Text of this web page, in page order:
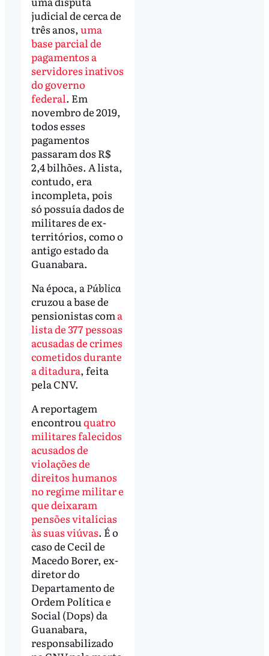
judicial de cerca de
três anos, uma
base parcial de
pagamentos a
servidores inativos
do governo
federal. Em
novembro de 2019,
todos esses
pagamentos
passaram dos R$
2,4 bilhões. A lista,
contudo, era
incompleta, pois
só possuía dados de
militares de ex-
territórios, como o
antigo estado da
Guanabara.
Na época, aPública
cruzou a base de
pensionistas coma
lista de 377 pessoas
acusadas de crimes
cometidos durante
a ditadura, feita
pela CNV.
A reportagem
encontrouquatro
militares falecidos
acusados de
violações de
direitos humanos
no regime militar e
que deixaram
pensões vitalícias
às suas viúvas. É o
caso de Cecil de
Macedo Borer, ex-
diretor do
Departamento de
Ordem Política e
Social (Dops) da
Guanabara,
responsabilizado